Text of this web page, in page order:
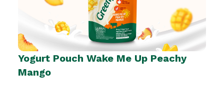
Yogurt Pouch Wake Me Up Peachy
Mango